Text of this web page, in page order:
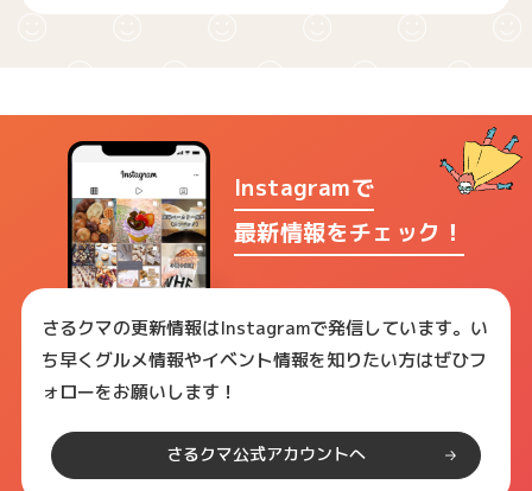
Instagramで
最新情報をチェック！
さるクマの更新情報はInstagramで発信しています。い
ち早くグルメ情報やイベント情報を知りたい方はぜひフ
ォローをお願いします！
さるクマ公式アカウントへ